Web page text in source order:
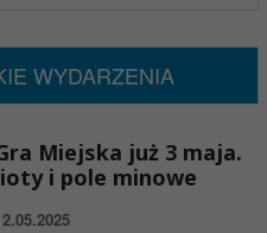
WYDARZENIA
Miejska już 3 maja.
i pole minowe
2.05.2025